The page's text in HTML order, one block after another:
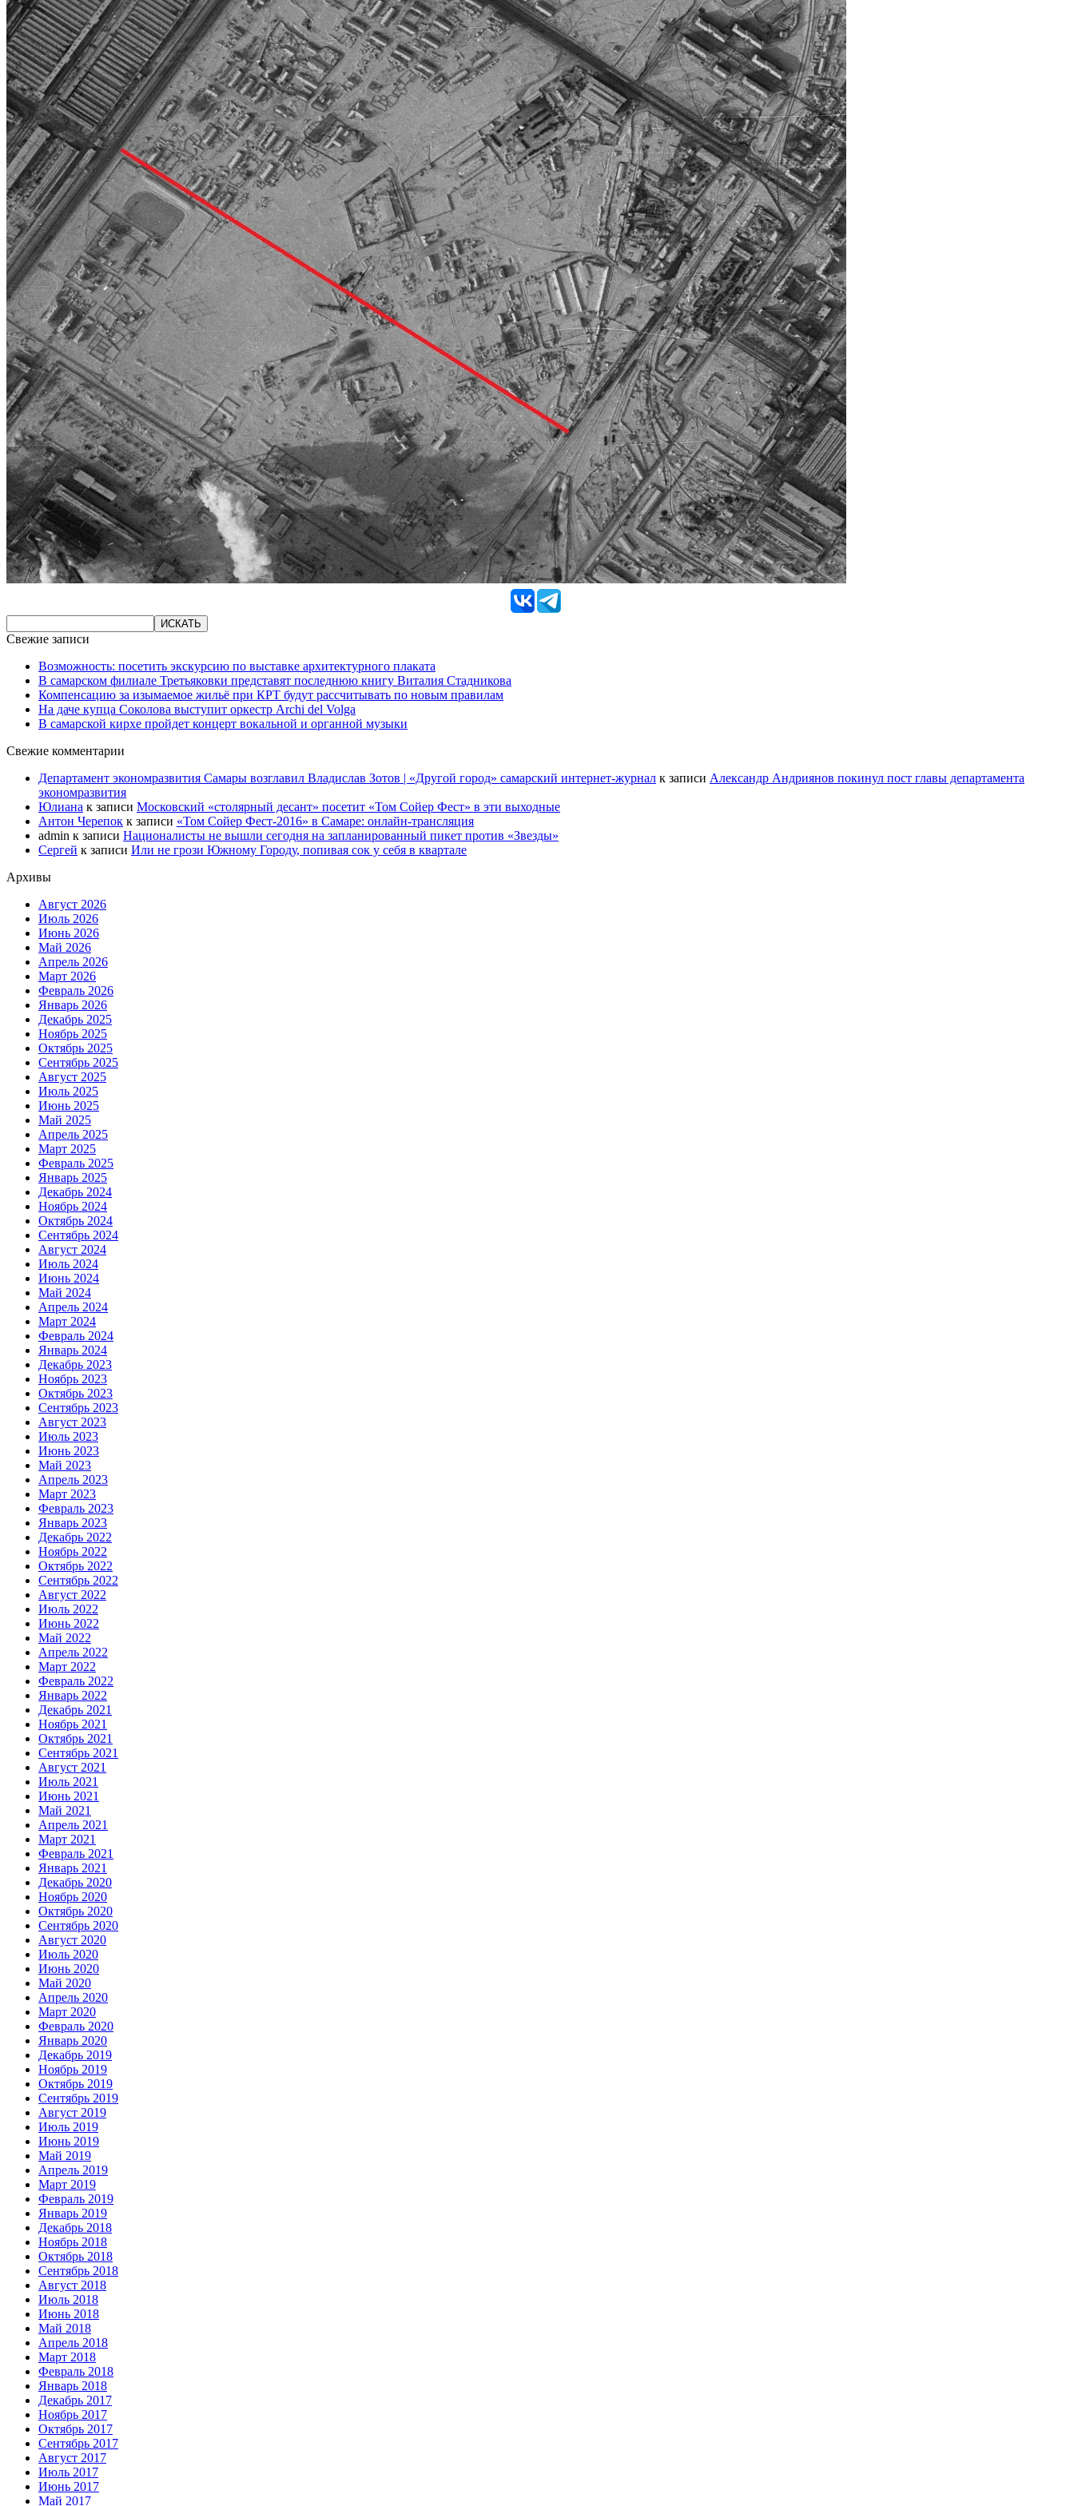
Свежие записи
Возможность: посетить экскурсию по выставке архитектурного плаката
В самарском филиале Третьяковки представят последнюю книгу Виталия Стадникова
Компенсацию за изымаемое жильё при КРТ будут рассчитывать по новым правилам
На даче купца Соколова выступит оркестр Archi del Volga
В самарской кирхе пройдет концерт вокальной и органной музыки
Свежие комментарии
Департамент экономразвития Самары возглавил Владислав Зотов | «Другой город» самарский интернет-журнал к записи Александр Андриянов покинул пост главы департамента
экономразвития
Юлиана к записи Московский «столярный десант» посетит «Том Сойер Фест» в эти выходные
Антон Черепок к записи «Том Сойер Фест-2016» в Самаре: онлайн-трансляция
admin к записи Националисты не вышли сегодня на запланированный пикет против «Звезды»
Сергей к записи Или не грози Южному Городу, попивая сок у себя в квартале
Архивы
Август 2026
Июль 2026
Июнь 2026
Май 2026
Апрель 2026
Март 2026
Февраль 2026
Январь 2026
Декабрь 2025
Ноябрь 2025
Октябрь 2025
Сентябрь 2025
Август 2025
Июль 2025
Июнь 2025
Май 2025
Апрель 2025
Март 2025
Февраль 2025
Январь 2025
Декабрь 2024
Ноябрь 2024
Октябрь 2024
Сентябрь 2024
Август 2024
Июль 2024
Июнь 2024
Май 2024
Апрель 2024
Март 2024
Февраль 2024
Январь 2024
Декабрь 2023
Ноябрь 2023
Октябрь 2023
Сентябрь 2023
Август 2023
Июль 2023
Июнь 2023
Май 2023
Апрель 2023
Март 2023
Февраль 2023
Январь 2023
Декабрь 2022
Ноябрь 2022
Октябрь 2022
Сентябрь 2022
Август 2022
Июль 2022
Июнь 2022
Май 2022
Апрель 2022
Март 2022
Февраль 2022
Январь 2022
Декабрь 2021
Ноябрь 2021
Октябрь 2021
Сентябрь 2021
Август 2021
Июль 2021
Июнь 2021
Май 2021
Апрель 2021
Март 2021
Февраль 2021
Январь 2021
Декабрь 2020
Ноябрь 2020
Октябрь 2020
Сентябрь 2020
Август 2020
Июль 2020
Июнь 2020
Май 2020
Апрель 2020
Март 2020
Февраль 2020
Январь 2020
Декабрь 2019
Ноябрь 2019
Октябрь 2019
Сентябрь 2019
Август 2019
Июль 2019
Июнь 2019
Май 2019
Апрель 2019
Март 2019
Февраль 2019
Январь 2019
Декабрь 2018
Ноябрь 2018
Октябрь 2018
Сентябрь 2018
Август 2018
Июль 2018
Июнь 2018
Май 2018
Апрель 2018
Март 2018
Февраль 2018
Январь 2018
Декабрь 2017
Ноябрь 2017
Октябрь 2017
Сентябрь 2017
Август 2017
Июль 2017
Июнь 2017
Май 2017